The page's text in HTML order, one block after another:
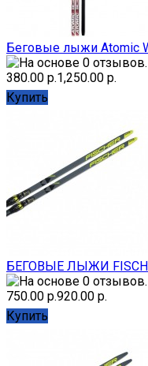
Беговые лыжи Atomic
380.00 р.1,250.00 р.
Купить
БЕГОВЫЕ ЛЫЖИ
750.00 р.920.00 р.
Купить